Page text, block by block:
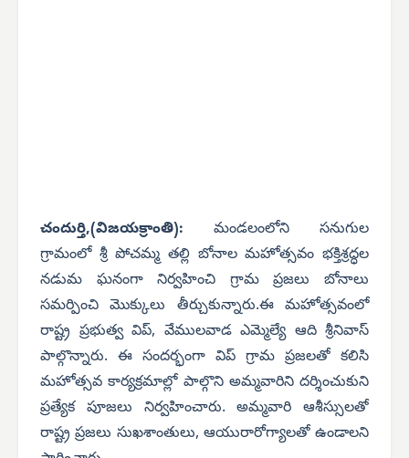
చందుర్తి,(విజయక్రాంతి): మండలంలోని సనుగుల
గ్రామంలో శ్రీ పోచమ్మ తల్లి బోనాల మహోత్సవం భక్తిశ్రద్ధల
నడుమ ఘనంగా నిర్వహించి గ్రామ ప్రజలు బోనాలు
సమర్పించి మొక్కులు తీర్చుకున్నారు.ఈ మహోత్సవంలో
రాష్ట్ర ప్రభుత్వ విప్, వేములవాడ ఎమ్మెల్యే ఆది శ్రీనివాస్
పాల్గొన్నారు. ఈ సందర్భంగా విప్ గ్రామ ప్రజలతో కలిసి
మహోత్సవ కార్యక్రమాల్లో పాల్గొని అమ్మవారిని దర్శించుకుని
ప్రత్యేక పూజలు నిర్వహించారు.అమ్మవారి ఆశీస్సులతో
రాష్ట్ర ప్రజలు సుఖశాంతులు, ఆయురారోగ్యాలతో ఉండాలని